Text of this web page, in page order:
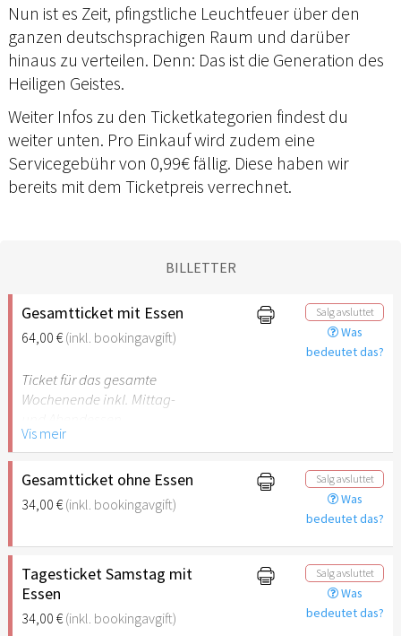
Nun ist es Zeit, pfingstliche Leuchtfeuer über den
ganzen deutschsprachigen Raum und darüber
hinaus zu verteilen. Denn: Das ist die Generation des
Heiligen Geistes.
Weiter Infos zu den Ticketkategorien findest du
weiter unten. Pro Einkauf wird zudem eine
Servicegebühr von 0,99€ fällig. Diese haben wir
bereits mit dem Ticketpreis verrechnet.
BILLETTER
Gesamtticket mit Essen
64,00 €(inkl. bookingavgift)
Salg avsluttet
Was
bedeutet das?
Ticket für das gesamte
Wochenende inkl. Mittag-
Vis meir
Gesamtticket ohne Essen
34,00 €(inkl. bookingavgift)
Salg avsluttet
Was
bedeutet das?
Tagesticket Samstag mit
Essen
34,00 €(inkl. bookingavgift)
Salg avsluttet
Was
bedeutet das?